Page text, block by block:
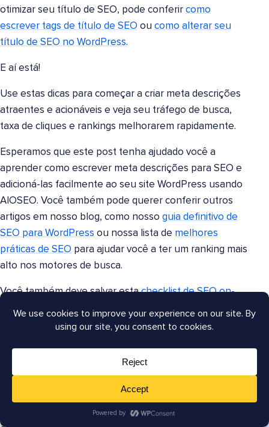
otimizar seu título de SEO, pode conferir como
escrever tags de título de SEO ou como alterar seu
título de SEO no WordPress.
E aí está!
Use estas dicas para começar a criar meta descrições
atraentes e acionáveis e veja seu tráfego de busca,
taxa de cliques e rankings melhorarem rapidamente.
Esperamos que este post tenha ajudado você a
aprender como escrever meta descrições para SEO e
adicioná-las facilmente ao seu site WordPress usando
AIOSEO. Você também pode querer conferir outros
artigos em nosso blog, como nosso guia definitivo de
SEO para WordPress ou nossa lista de melhores
práticas de SEO para ajudar você a ter um ranking mais
alto nos motores de busca.
Você também deve salvar estachecklist de SEO on-
page
para referência futura e conferir nossa lista das
melhores ferramentas de SEO on-page . Se você está
também temos recomendações dos
de linkagem interna
economizar tempo na linkagem interna
descoberta de conteúdo.